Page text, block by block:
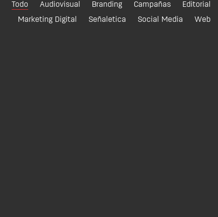
Todo Audiovisual Branding Campañas
Editorial
Marketing Digital
Señaletica Social Media Web